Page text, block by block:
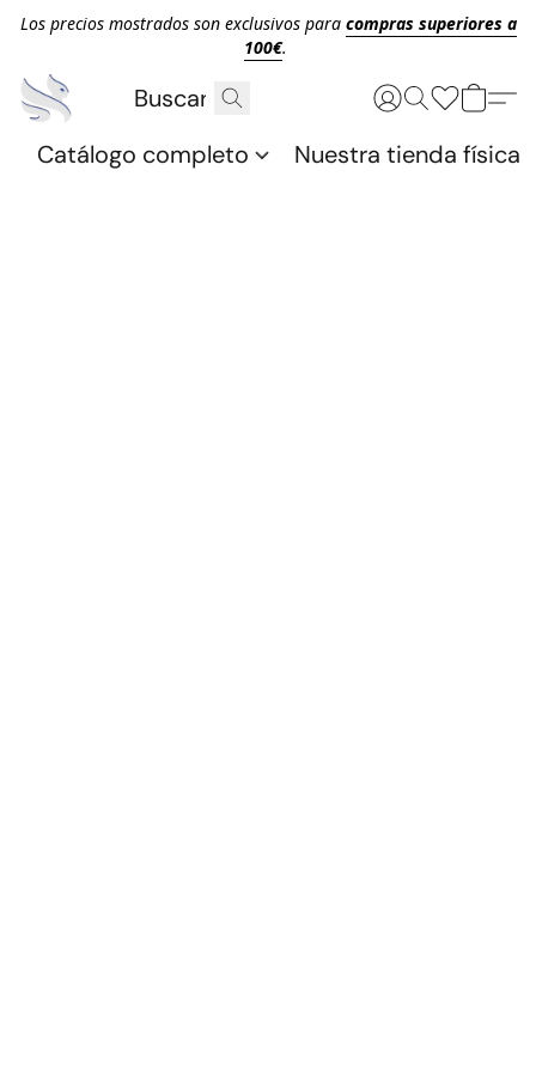
Los precios mostrados son exclusivos para compras superiores a
100€.
Catálogo completo Nuestra tienda física